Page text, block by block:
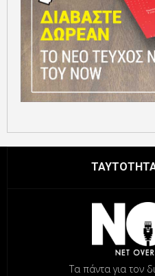
Τα πάντα για τον